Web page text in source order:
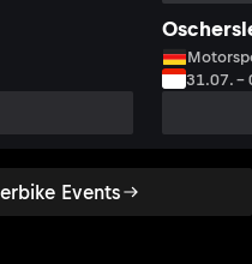
Events
31.07. –